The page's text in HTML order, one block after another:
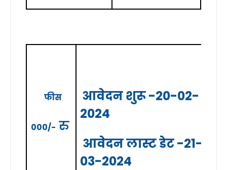
फीस
000/- रु
आवेदनशुरू -20-02-
2024
आवेदनलास्टडेट-21-
03-2024